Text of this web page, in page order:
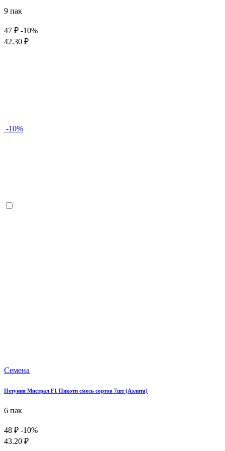
9 пак
47 ₽ -10%
42.30 ₽
-10%
Семена
Петуния Мистрал F1 Пикоти смесь сортов 7шт (Аэлита)
6 пак
48 ₽ -10%
43.20 ₽